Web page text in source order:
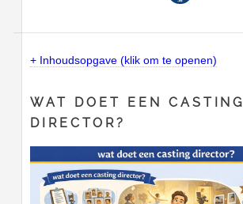
+ Inhoudsopgave (klik om te openen)
WAT DOET EEN CASTING
DIRECTOR?